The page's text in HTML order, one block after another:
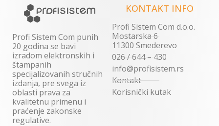
Profi Sistem Com punih
20 godina se bavi
izradom elektronskih i
štampanih
specijalizovanih stručnih
izdanja, pre svega iz
oblasti prava za
kvalitetnu primenu i
praćenje zakonske
regulative.
KONTAKT INFO
Profi Sistem Com d.o.o.
Mostarska 6
11300 Smederevo
026 / 644 – 430
info@profisistem.rs
Kontakt
Korisnički kutak